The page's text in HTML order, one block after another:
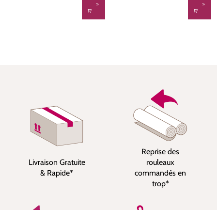
Livraison Gratuite
& Rapide*
Reprise des
rouleaux
commandés en
trop*